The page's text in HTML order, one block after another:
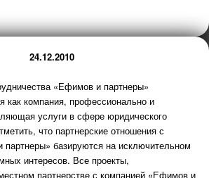
24.12.2010
«Ефимов и партнеры»
как компания, профессионально и
услуги в сфере юридического
что партнерские отношения с
базируются на исключительном
интересов. Все проекты,
партнерстве с компанией «Ефимов и